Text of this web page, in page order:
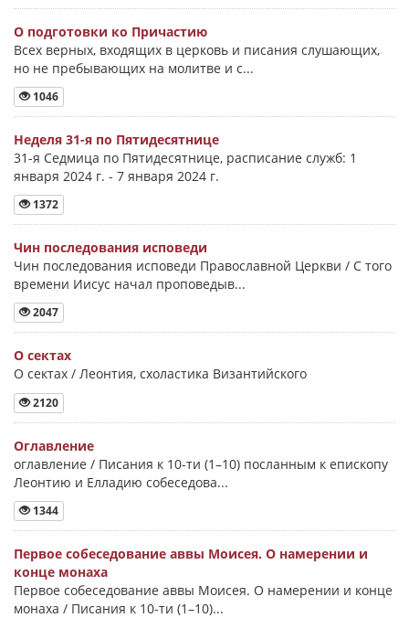
О подготовки ко Причастию
Всех верных, входящих в церковь и писания слушающих,
но не пребывающих на молитве и с...
1046
Неделя 31-я по Пятидесятнице
31-я Седмица по Пятидесятнице, расписание служб: 1
января 2024 г. - 7 января 2024 г.
1372
Чин последования исповеди
Чин последования исповеди Православной Церкви / С того
времени Иисус начал проповедыв...
2047
О сектах
О сектах / Леонтия, схоластика Византийского
2120
Оглавление
оглавление / Писания к 10-ти (1–10) посланным к епископу
Леонтию и Елладию собеседова...
1344
Первое собеседование аввы Моисея. О намерении и
конце монаха
Первое собеседование аввы Моисея. О намерении и конце
монаха / Писания к 10-ти (1–10)...